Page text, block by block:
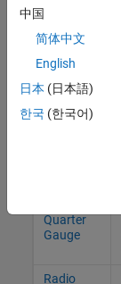
Horizontal
Slider
Knob
Lamp
Quarter
Gauge
Radio
中国
简体中文
English
日本 (日本語)
한국 (한국어)